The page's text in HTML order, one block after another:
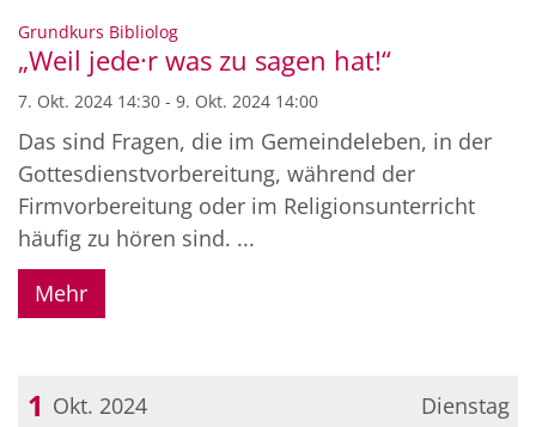
Datum: 7. Oktober 2024
Grundkurs Bibliolog:
„Weil jede·r was zu sagen hat!“
7. Okt. 2024 14:30 - 9. Okt. 2024 14:00
Das sind Fragen, die im Gemeindeleben, in der
Gottesdienstvorbereitung, während der
Firmvorbereitung oder im Religionsunterricht
häufig zu hören sind. ...
Mehr
Dienstag
1 Okt. 2024